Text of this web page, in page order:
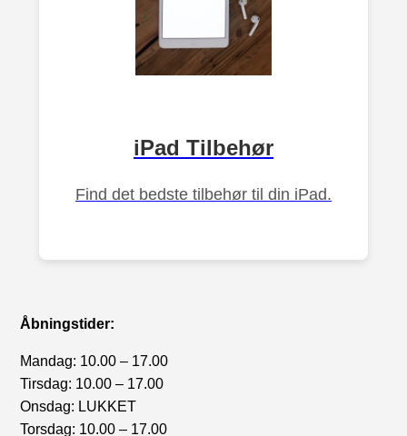
iPad Tilbehør
Find det bedste tilbehør til din iPad.
Åbningstider:
Mandag: 10.00 – 17.00
Tirsdag: 10.00 – 17.00
Onsdag: LUKKET
Torsdag: 10.00 – 17.00